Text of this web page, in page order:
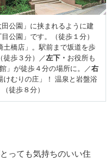
公園」に挟まれるように建
公園」です。（徒歩１分）
土橋店」。駅前まで坂道を歩
歩３分）／左下・ お役所も
」が徒歩４分の場所に。／右
けむりの庄」！ 温泉と岩盤浴
徒歩８分）
っても気持ちのいい住